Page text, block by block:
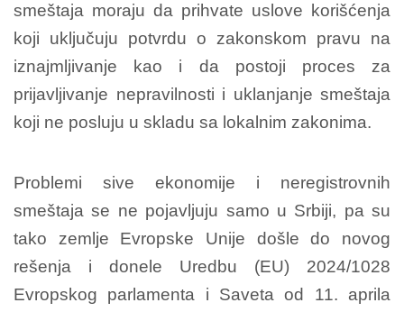
smeštaja moraju da prihvate uslove korišćenja
koji uključuju potvrdu o zakonskom pravu na
iznajmljivanje kao i da postoji proces za
prijavljivanje nepravilnosti i uklanjanje smeštaja
koji ne posluju u skladu sa lokalnim zakonima.
Problemi sive ekonomije i neregistrovnih
smeštaja se ne pojavljuju samo u Srbiji, pa su
tako zemlje Evropske Unije došle do novog
rešenja i donele Uredbu (EU) 2024/1028
Evropskog parlamenta i Saveta od 11. aprila